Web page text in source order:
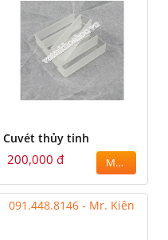
Cuvét thủy tinh
200,000 đ MUA
091.448.8146 - Mr. Kiên